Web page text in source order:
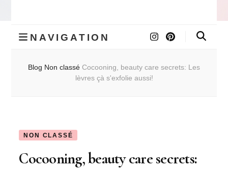
NAVIGATION
Blog Non classé Cocooning, beauty care secrets: Les
lèvres çà s'exfolie aussi!
NON CLASSÉ
Cocooning, beauty care secrets: